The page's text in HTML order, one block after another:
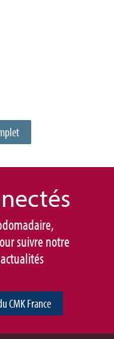
tés
suivre notre
CMK France